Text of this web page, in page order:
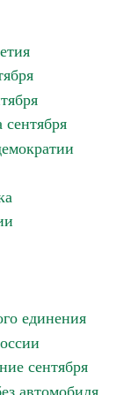
единения
сентября
автомобиля